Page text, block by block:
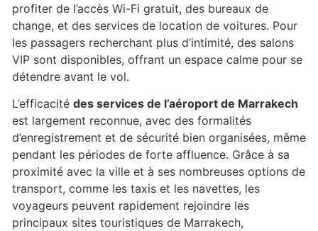
profiter de l’accès Wi-Fi gratuit, des bureaux de
change, et des services de location de voitures. Pour
les passagers recherchant plus d’intimité, des salons
VIP sont disponibles, offrant un espace calme pour se
détendre avant le vol.
L’efficacité des services de l’aéroport de Marrakech
est largement reconnue, avec des formalités
d’enregistrement et de sécurité bien organisées, même
pendant les périodes de forte affluence. Grâce à sa
proximité avec la ville et à ses nombreuses options de
transport, comme les taxis et les navettes, les
voyageurs peuvent rapidement rejoindre les
principaux sites touristiques de Marrakech,